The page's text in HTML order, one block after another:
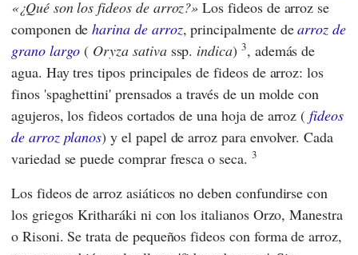
¿Qué son los fideos de arroz? Los fideos de arroz se
componen deharina de arroz, principalmente dearroz de
grano largo ( Oryza sativassp. indica) 3, además de
agua. Hay tres tipos principales de fideos de arroz: los
finos 'spaghettini' prensados a través de un molde con
agujeros, los fideos cortados de una hoja de arroz (fideos
de arroz planos) y el papel de arroz para envolver. Cada
variedad se puede comprar fresca o seca. 3
Los fideos de arroz asiáticos no deben confundirse con
los griegos Kritharáki ni con los italianos Orzo, Manestra
o Risoni. Se trata de pequeños fideos con forma de arroz,